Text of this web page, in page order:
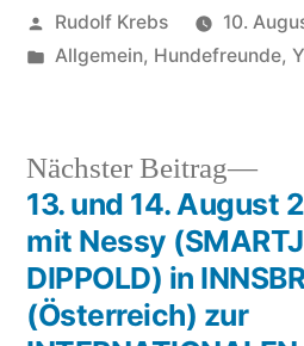
Veröffentlicht
von
Rudolf Krebs
10.
Veröffentlicht
Allgemein, Hundefreunde,
Nächster Beitrag
13. und 14. August
mit Nessy
DIPPOLD) in
(Österreich) zur